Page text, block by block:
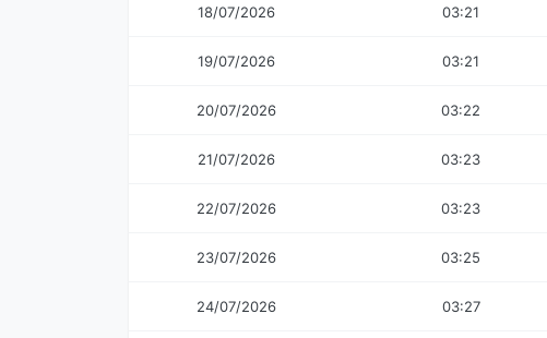
18/07/2026 03:21
19/07/2026 03:21
20/07/2026 03:22
21/07/2026 03:23
22/07/2026 03:23
23/07/2026 03:25
24/07/2026 03:27